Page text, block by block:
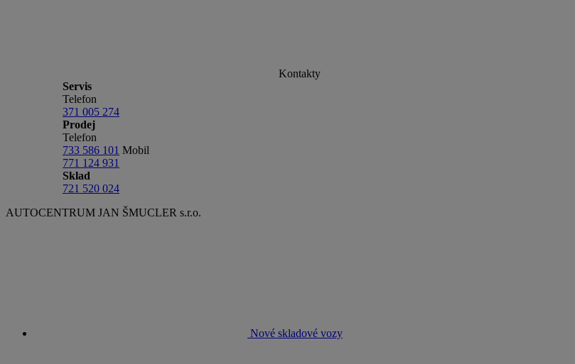
Kontakty
Servis
Telefon
371 005 274
Prodej
Telefon
733 586 101 Mobil
771 124 931
Sklad
721 520 024
AUTOCENTRUM JAN ŠMUCLER s.r.o.
Nové skladové vozy